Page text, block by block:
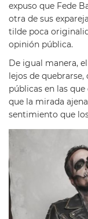
expuso que Fede
otra de sus
tilde poca
opinión pública.
De igual manera,
lejos de
públicas en las
que la mirada
sentimiento que